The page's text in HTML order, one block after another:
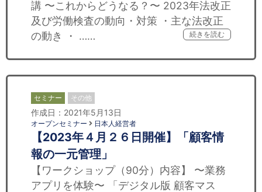
講 〜これからどうなる？〜 2023年法改正
及び労働検査の動向・対策 ・主な法改正
の動き ・ ……
続きを読む
セミナー その他
作成日：2021年5月13日
オープンセミナー 日本人経営者
【2023年４月２６日開催】「顧客情
報の一元管理」
【ワークショップ（90分）内容】 〜業務
アプリを体験〜 「デジタル版 顧客マス